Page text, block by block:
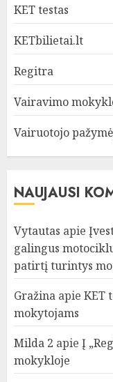
KET testas
KETbilietai.lt
Regitra
Vairavimo
Vairuotojo
NAUJAUSI
Vytautas apie
galingus
patirtį turintys
Gražina apie KET
mokytojams
Milda 2 apie Į
mokykloje